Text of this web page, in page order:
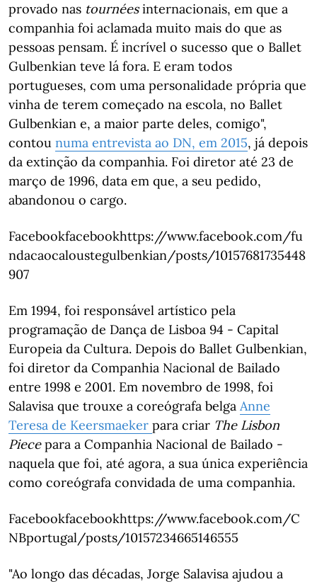
provado nas tournéesinternacionais, em que a
companhia foi aclamada muito mais do que as
pessoas pensam. É incrível o sucesso que o Ballet
Gulbenkian teve lá fora. E eram todos
portugueses, com uma personalidade própria que
vinha de terem começado na escola, no Ballet
Gulbenkian e, a maior parte deles, comigo",
contou numa entrevista ao DN, em 2015, já depois
da extinção da companhia. Foi diretor até 23 de
março de 1996, data em que, a seu pedido,
abandonou o cargo.
Facebookfacebookhttps://www.facebook.com/fu
ndacaocaloustegulbenkian/posts/10157681735448
907
Em 1994, foi responsável artístico pela
programação de Dança de Lisboa 94 - Capital
Europeia da Cultura. Depois do Ballet Gulbenkian,
foi diretor da Companhia Nacional de Bailado
entre 1998 e 2001. Em novembro de 1998, foi
Salavisa que trouxe a coreógrafa belga Anne
Teresa de Keersmaeker para criar The Lisbon
Piecepara a Companhia Nacional de Bailado -
naquela que foi, até agora, a sua única experiência
como coreógrafa convidada de uma companhia.
Facebookfacebookhttps://www.facebook.com/C
NBportugal/posts/10157234665146555
"Ao longo das décadas, Jorge Salavisa ajudou a